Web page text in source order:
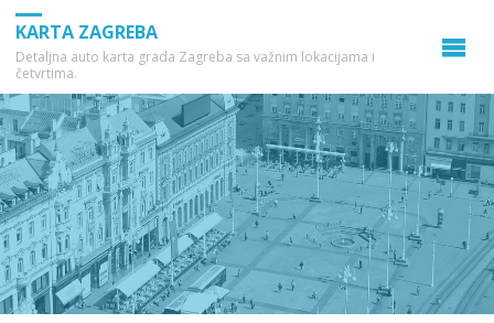
KARTA ZAGREBA
Detaljna auto karta grada Zagreba sa važnim lokacijama i
četvrtima.